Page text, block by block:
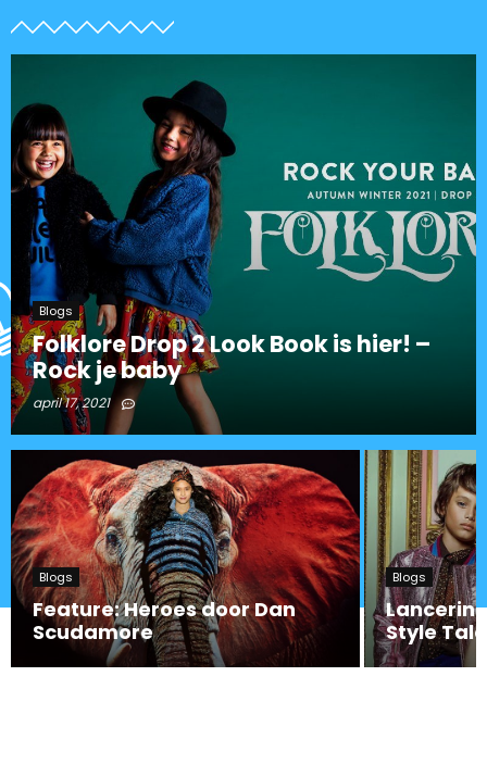
Blogs
Folklore Drop 2 Look Book is hier! –
Rock je baby
april 17, 2021
Blogs
Feature: Heroes door Dan
Scudamore
Blogs
Style